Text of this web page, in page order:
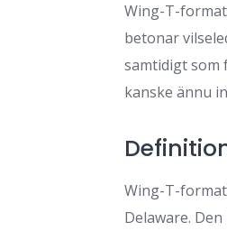
Wing-T-
betonar
samtidigt som
kanske ännu
Wing-T-
Delaware.